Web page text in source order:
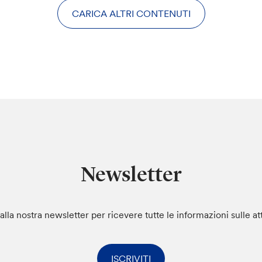
CARICA ALTRI CONTENUTI
Newsletter
nostra newsletter per ricevere tutte le informazioni sulle
ISCRIVITI